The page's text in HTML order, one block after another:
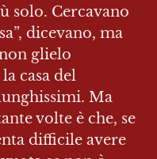
solo. Cercavano
dicevano, ma
glielo
casa del
Ma
volte è che, se
difficile avere